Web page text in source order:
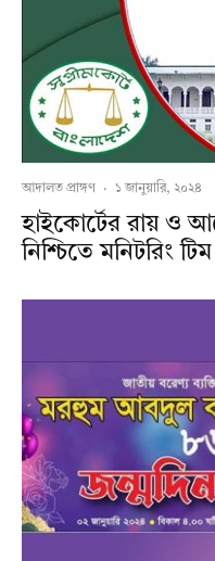
আদালত প্রাঙ্গণ · ১ জানুয়ারি, ২০২৪
হাইকোর্টের রায় ও
নিশ্চিতে মনিটরিং